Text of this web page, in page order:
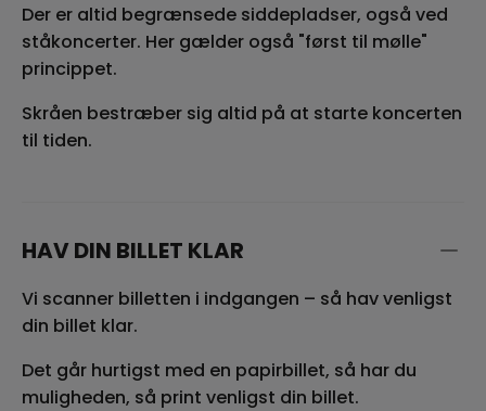
Der er altid begrænsede siddepladser, også ved
ståkoncerter. Her gælder også "først til mølle"
princippet.
Skråen bestræber sig altid på at starte koncerten
til tiden.
HAV DIN BILLET KLAR
Vi scanner billetten i indgangen – så hav venligst
din billet klar.
Det går hurtigst med en papirbillet, så har du
muligheden, så print venligst din billet.